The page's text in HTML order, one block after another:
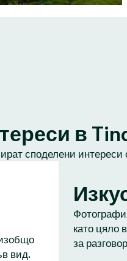
в
споделени
вид.
като цяло
за